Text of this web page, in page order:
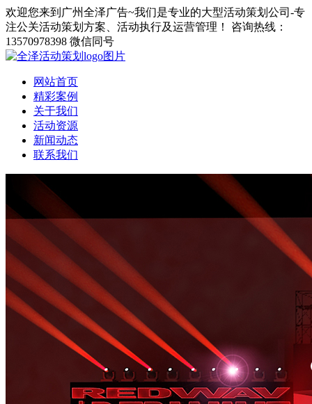
欢迎您来到广州全泽广告~我们是专业的大型活动策划公司-专
注公关活动策划方案、活动执行及运营管理！
咨询热线：
13570978398 微信同号
网站首页
精彩案例
关于我们
活动资源
新闻动态
联系我们